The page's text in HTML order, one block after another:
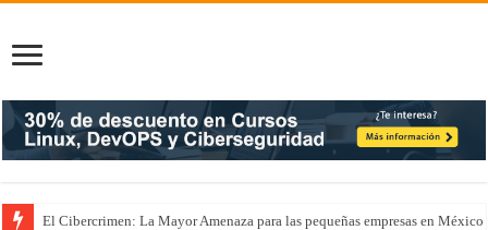
El Cibercrimen: La Mayor Amenaza para las pequeñas empresas en México